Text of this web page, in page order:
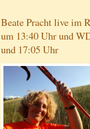
Beate Pracht live im
um 13:40 Uhr und
und 17:05 Uhr